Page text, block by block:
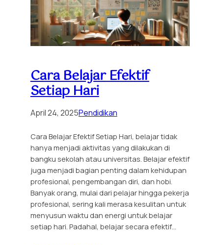
Cara Belajar Efektif
Setiap Hari
April 24, 2025Pendidikan
Cara Belajar Efektif Setiap Hari, belajar tidak
hanya menjadi aktivitas yang dilakukan di
bangku sekolah atau universitas. Belajar efektif
juga menjadi bagian penting dalam kehidupan
profesional, pengembangan diri, dan hobi.
Banyak orang, mulai dari pelajar hingga pekerja
profesional, sering kali merasa kesulitan untuk
menyusun waktu dan energi untuk belajar
setiap hari. Padahal, belajar secara efektif…